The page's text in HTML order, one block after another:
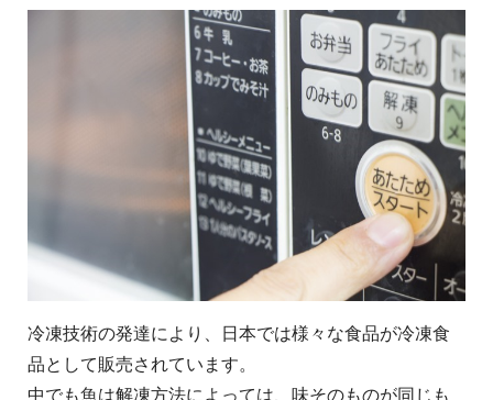
冷凍技術の発達により、日本では様々な食品が冷凍食
品として販売されています。
中でも魚は解凍方法によっては、味そのものが同じも